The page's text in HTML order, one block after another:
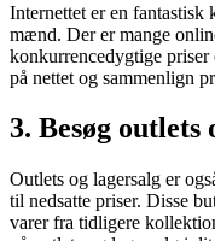
Internettet er en
mænd. Der er mange
konkurrencedygtige
på nettet og sammenlign
3. Besøg outlets
Outlets og lagersalg er
til nedsatte priser. Disse
varer fra tidligere